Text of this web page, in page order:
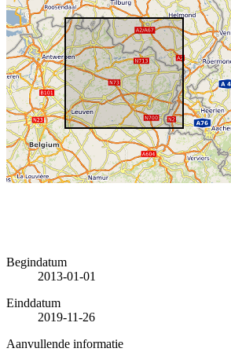
Begindatum
2013-01-01
Einddatum
2019-11-26
Aanvullende informatie